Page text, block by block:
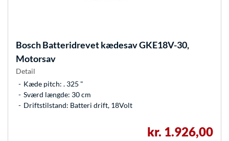
BoschBatteridrevet kædesav GKE18V-30,
Motorsav
Detail
Kæde pitch: . 325 "
Sværd længde: 30 cm
Driftstilstand: Batteri drift, 18Volt
kr. 1.926,00